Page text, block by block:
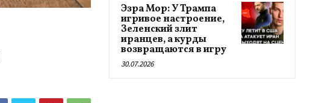
Эзра Мор: У Трампа
игривое настроение,
Зеленский злит
иранцев, а курды
возвращаются в игру
30.07.2026